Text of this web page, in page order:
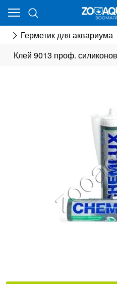
Герметик для аквариума
Клей 9013 проф.
Ваш город - Минск,
ДА НЕТ